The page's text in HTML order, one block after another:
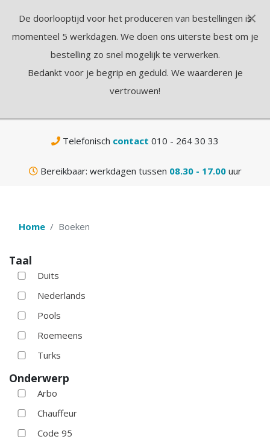
Telefonisch contact 010 - 264 30 33
Bereikbaar: werkdagen tussen 08.30 - 17.00uur
Home Boeken
Taal
Duits
Nederlands
Pools
Roemeens
Turks
Onderwerp
Arbo
Chauffeur
Code 95
×
De doorlooptijd voor het produceren van bestellingen is
momenteel 5 werkdagen. We doen ons uiterste best om je
bestelling zo snel mogelijk te verwerken.
Bedankt voor je begrip en geduld. We waarderen je
vertrouwen!